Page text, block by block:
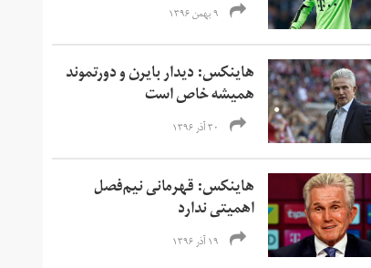
۹ بهمن ۱۳۹۶
هاینکس: دیدار بایرن و دورتموند
همیشه خاص است
۳۰ آذر ۱۳۹۶
هاینکس: قهرمانی نیم‌فصل
اهمیتی ندارد
۱۹ آذر ۱۳۹۶